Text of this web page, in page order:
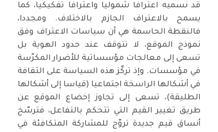
قد نسميه اعترافا شموليا واعترافا تفكيكيا، كما
يسمح بالاعتراف الجازم بالاختلاف. ومجددا،
فالنقطة الحاسمة هي أن سياسات الاعتراف وفق
نموذج الموقع، لا تتوقف عند حدود الهوية بل
تسعى إلى معالجات مؤسساتية للأضرار المكرّسة
في مؤسسات. وإذ تركّز هذه السياسة على الثقافة
في أشكالها الراسخة اجتماعيا (قياسا إلى أشكالها
الطليقة)، تسعى إلى تجاوز إخضاع الموقع عن
طريق تغيير القيم التي تتحكم بالتفاعل، فترسّخ
أنساق قيم جديدة تروّج للمشاركة المتكافئة في